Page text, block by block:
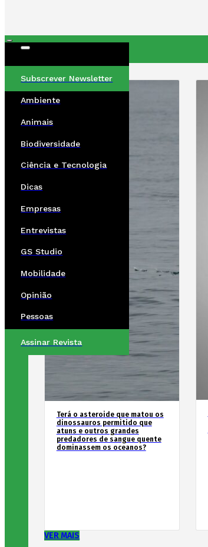
Subscrever Newsletter
Ambiente
Animais
Biodiversidade
Ciência e Tecnologia
Dicas
Empresas
Entrevistas
GS Studio
Mobilidade
Opinião
Pessoas
Assinar Revista
Terá o asteroide que matou os
dinossauros permitido que
atuns e outros grandes
predadores de sangue quente
dominassem os oceanos?
VER MAIS